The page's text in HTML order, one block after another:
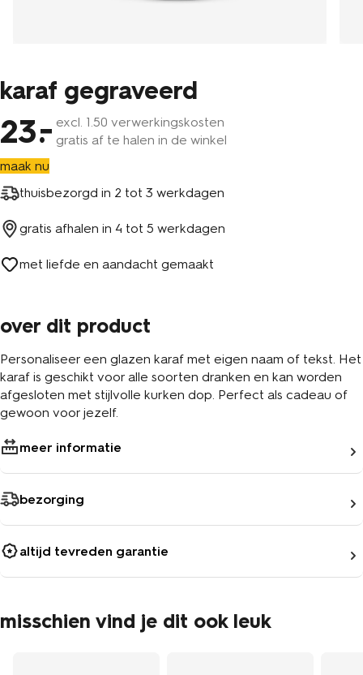
karaf gegraveerd
23 excl. 1 .50 verwerkingskosten
gratis af te halen in de winkel
maak nu
thuisbezorgd in 2 tot 3 werkdagen
gratis afhalen in 4 tot 5 werkdagen
met liefde en aandacht gemaakt
over dit product
Personaliseer een glazen karaf met eigen naam of tekst. Het
karaf is geschikt voor alle soorten dranken en kan worden
afgesloten met stijlvolle kurken dop. Perfect als cadeau of
gewoon voor jezelf.
meer informatie
bezorging
altijd tevreden garantie
misschien vind je dit ook leuk